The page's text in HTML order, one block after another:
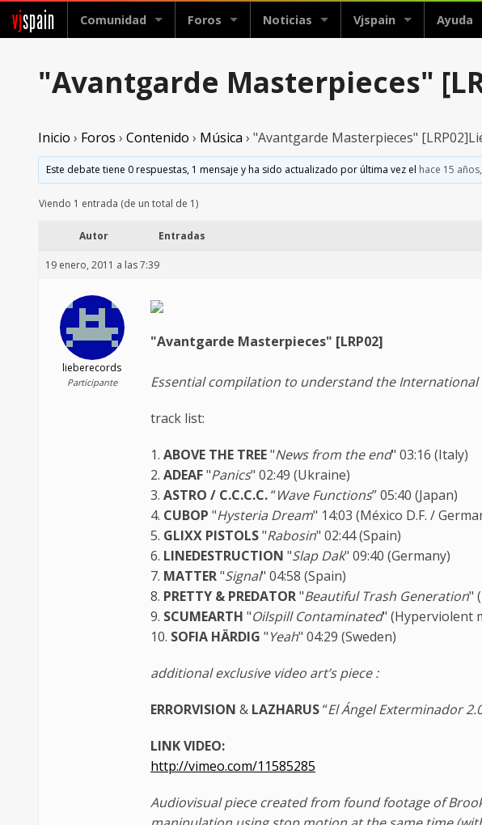
vjspain Comunidad Foros Noticias Vjspain Ayuda
"Avantgarde Masterpieces"
Inicio › Foros › Contenido › Música › "Avantgarde Masterpieces"
Este debate tiene 0 respuestas, 1 mensaje y ha sido actualizado por última vez el hace 15
Viendo 1 entrada (de un total de 1)
Autor Entradas
19 enero, 2011 a las 7:39
lieberecords
Participante
"Avantgarde Masterpieces" [LRP02]
Essential compilation to understand the
track list:
1. ABOVE THE TREE"News from the end" 03:16 (Italy)
2. ADEAF"Panics" 02:49 (Ukraine)
3. ASTRO / C.C.C.C.“Wave Functions” 05:40 (Japan)
4. CUBOP "Hysteria Dream" 14:03 (México D.F. /
5. GLIXX PISTOLS"Rabosin" 02:44 (Spain)
6. LINEDESTRUCTION "Slap Dak" 09:40 (Germany)
7. MATTER"Signal" 04:58 (Spain)
8. PRETTY & PREDATOR"Beautiful Trash Generation"
9. SCUMEARTH "Oilspill Contaminated" (Hyperviolent
10. SOFIA HÄRDIG "Yeah" 04:29 (Sweden)
additional exclusive video art’s piece :
ERRORVISION & LAZHARUS“El Ángel Exterminador
LINK VIDEO:
http://vimeo.com/11585285
Audiovisual piece created from found footage of